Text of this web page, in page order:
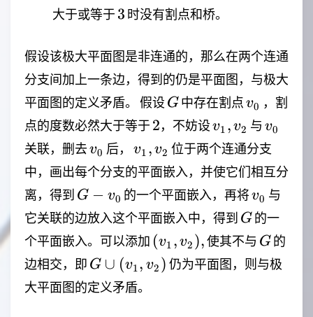
大于或等于 3
3 时没有割点和桥。
假设该极大平面图是非连通的，那么在两个连通
分支间加上一条边，得到的仍是平面图，与极大
平面图的定义矛盾。 假设 G
G 中存在割点v_0
v0 ，割
点的度数必然大于等于 2
2，不妨设v_1,v_2
v1 , v2 与v_0
v0
关联，删去v_0
v0 后， v_1,v_2
v1 ,v2 位于两个连通分支
中，画出每个分支的平面嵌入，并使它们相互分
离，得到 G -
v_0
G − v0 的一个平面嵌入，再将v_0
v0 与
它关联的边放入这个平面嵌入中，得到 G
G 的一
个平面嵌入。可以添加 (v_1,v_2),
(v1 , v2 ),使其不与 G
G 的
边相交，即 G \cup
(v_1,v_2)
G ∪ (v1 , v2 ) 仍为平面图，则与极
大平面图的定义矛盾。